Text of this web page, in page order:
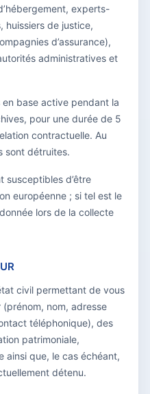
experts-
huissiers de justice,
d’assurance),
administratives et
base active pendant la
pour une durée de 5
contractuelle. Au
sont détruites.
susceptibles d’être
européenne ; si tel est le
lors de la collecte
civil permettant de vous
nom, adresse
téléphonique), des
patrimoniale,
ainsi que, le cas échéant,
détenu.